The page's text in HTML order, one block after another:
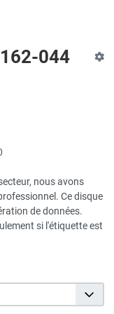
044
nous avons
Ce disque
de données.
si l'étiquette est